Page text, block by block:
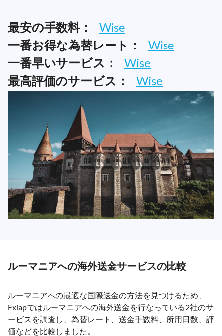
最安の手数料：
Wise
一番お得な為替レート：
Wise
一番早いサービス：
Wise
最高評価のサービス：
Wise
ルーマニアへの海外送金サービスの比較
ルーマニアへの最適な国際送金の方法を見つけるため、
Exiapではルーマニアへの海外送金を行なっている2社のサ
ービスを調査し、為替レート、送金手数料、所用日数、評
価などを比較しました。